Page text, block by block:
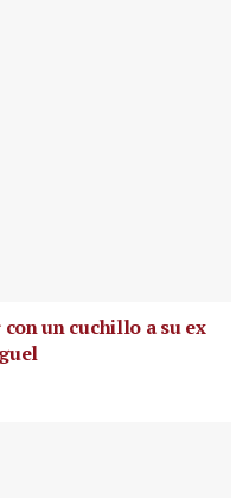
un cuchillo a su ex